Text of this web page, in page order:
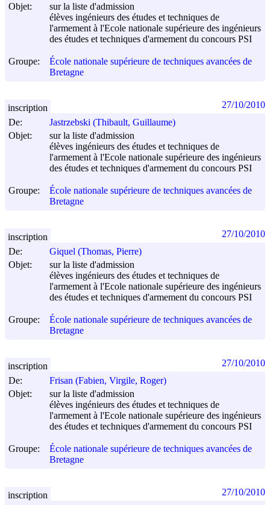
Objet:
sur la liste d'admission
élèves ingénieurs des études et techniques de
l'armement à l'Ecole nationale supérieure des ingénieurs
des études et techniques d'armement du concours PSI
Groupe:
École nationale supérieure de techniques avancées de
Bretagne
De:
Jastrzebski (Thibault, Guillaume)
Objet:
sur la liste d'admission
élèves ingénieurs des études et techniques de
l'armement à l'Ecole nationale supérieure des ingénieurs
des études et techniques d'armement du concours PSI
Groupe:
École nationale supérieure de techniques avancées de
Bretagne
inscription 27/10/2010
De:
Giquel (Thomas, Pierre)
Objet:
sur la liste d'admission
élèves ingénieurs des études et techniques de
l'armement à l'Ecole nationale supérieure des ingénieurs
des études et techniques d'armement du concours PSI
Groupe:
École nationale supérieure de techniques avancées de
Bretagne
inscription 27/10/2010
De:
Frisan (Fabien, Virgile, Roger)
Objet:
sur la liste d'admission
élèves ingénieurs des études et techniques de
l'armement à l'Ecole nationale supérieure des ingénieurs
des études et techniques d'armement du concours PSI
Groupe:
École nationale supérieure de techniques avancées de
Bretagne
inscription 27/10/2010
inscription 27/10/2010